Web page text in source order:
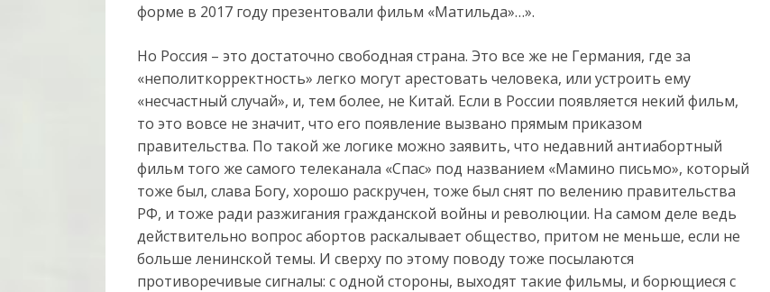
форме в 2017 году презентовали фильм «Матильда»…».
Но Россия – это достаточно свободная страна. Это все же не Германия, где за
«неполиткорректность» легко могут арестовать человека, или устроить ему
«несчастный случай», и, тем более, не Китай. Если в России появляется некий фильм,
то это вовсе не значит, что его появление вызвано прямым приказом
правительства. По такой же логике можно заявить, что недавний антиабортный
фильм того же самого телеканала «Спас» под названием «Мамино письмо», который
тоже был, слава Богу, хорошо раскручен, тоже был снят по велению правительства
РФ, и тоже ради разжигания гражданской войны и революции. На самом деле ведь
действительно вопрос абортов раскалывает общество, притом не меньше, если не
больше ленинской темы. И сверху по этому поводу тоже посылаются
противоречивые сигналы: с одной стороны, выходят такие фильмы, и борющиеся с